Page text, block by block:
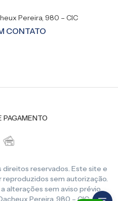
Pereira, 980 – CIC
CONTATO
PAGAMENTO
direitos reservados. Este site e
sem autorização.
alterações sem aviso prévio.
Pereira, 980 – CIC,